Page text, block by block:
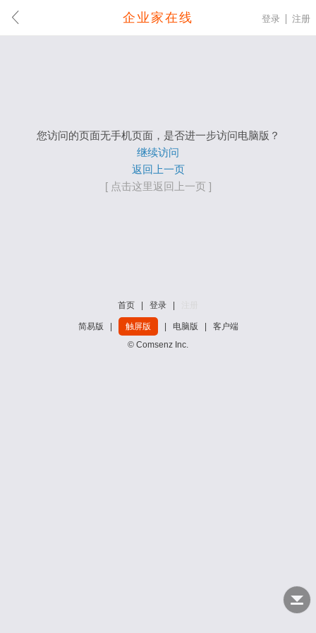
企业家在线 登录 注册
您访问的页面无手机页面，是否进一步访问电脑版？
继续访问
返回上一页
[ 点击这里返回上一页 ]
首页 登录
简易版 触屏版 电脑版
客户端
© Comsenz Inc.